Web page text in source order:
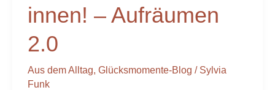
innen! – Aufräumen
2.0
Aus dem Alltag Glücksmomente-Blog / Sylvia
Funk
–
2.0